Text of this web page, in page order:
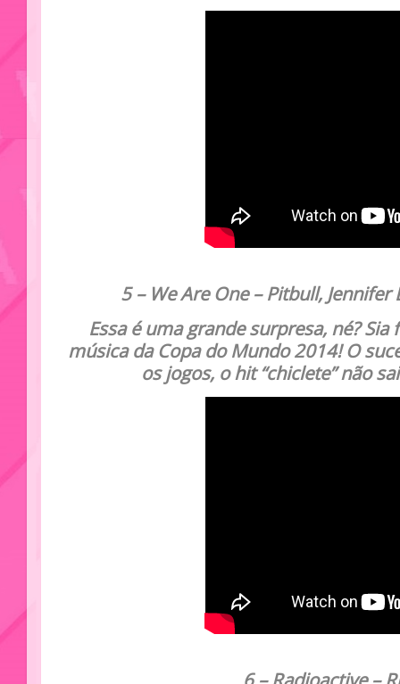
5– We Are One – Pitbull,
Essa é uma grande surpresa, né?
música da Copa do Mundo 2014! O
os jogos, o hit “chiclete” não